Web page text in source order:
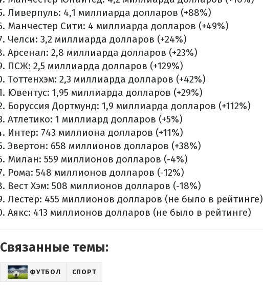
Ливерпуль: 4,1 миллиарда долларов (+88%)
Манчестер Сити: 4 миллиарда долларов (+49%)
Челси: 3,2 миллиарда долларов (+24%)
Арсенал: 2,8 миллиарда долларов (+23%)
ПСЖ: 2,5 миллиарда долларов (+129%)
Тоттенхэм: 2,3 миллиарда долларов (+42%)
Ювентус: 1,95 миллиарда долларов (+29%)
Боруссия Дортмунд: 1,9 миллиарда долларов (+112%)
Атлетико: 1 миллиард долларов (+5%)
Интер: 743 миллиона долларов (+11%)
Эвертон: 658 миллионов долларов (+38%)
Милан: 559 миллионов долларов (-4%)
Рома: 548 миллионов долларов (-12%)
Вест Хэм: 508 миллионов долларов (-18%)
Лестер: 455 миллионов долларов (не было в рейтинге)
Аякс: 413 миллионов долларов (не было в рейтинге)
Связанные темы:
ФУТБОЛ СПОРТ